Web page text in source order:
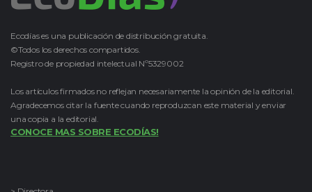
Ecodías es una publicación de distribución gratuita.
©Todos los derechos compartidos.
Registro de propiedad intelectual Nº5329002
Los artículos firmados no reflejan necesariamente la opinión de la editorial.
Agradecemos citar la fuente cuando reproduzcan este material y enviar
una copia a la editorial.
CONOCE MAS SOBRE ECODÍAS!